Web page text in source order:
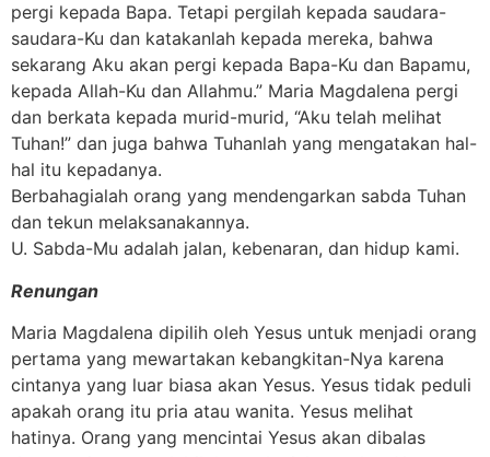
pergi kepada Bapa. Tetapi pergilah kepada saudara-
saudara-Ku dan katakanlah kepada mereka, bahwa
sekarang Aku akan pergi kepada Bapa-Ku dan Bapamu,
kepada Allah-Ku dan Allahmu.” Maria Magdalena pergi
dan berkata kepada murid-murid, “Aku telah melihat
Tuhan!” dan juga bahwa Tuhanlah yang mengatakan hal-
hal itu kepadanya.
Berbahagialah orang yang mendengarkan sabda Tuhan
dan tekun melaksanakannya.
U. Sabda-Mu adalah jalan, kebenaran, dan hidup kami.
Renungan
Maria Magdalena dipilih oleh Yesus untuk menjadi orang
pertama yang mewartakan kebangkitan-Nya karena
cintanya yang luar biasa akan Yesus. Yesus tidak peduli
apakah orang itu pria atau wanita. Yesus melihat
hatinya. Orang yang mencintai Yesus akan dibalas